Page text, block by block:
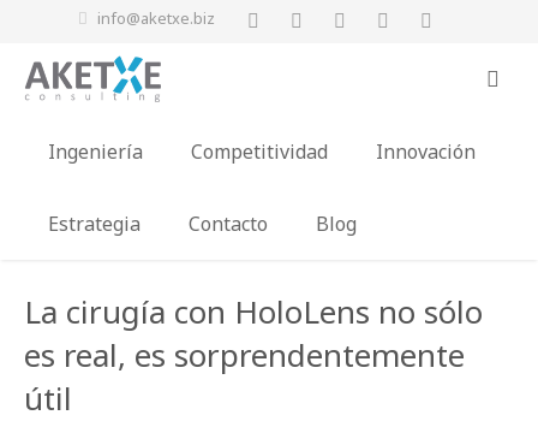
info@aketxe.biz
Ingeniería Competitividad Innovación
Estrategia Contacto Blog
La cirugía con HoloLens no sólo
es real, es sorprendentemente
útil